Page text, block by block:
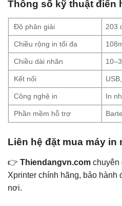
Thông số kỹ thuật điển
Độ phân giải 203
Chiều rộng in tối đa
Chiều dài nhãn
Kết nối
Công nghệ in In
Phần mềm hỗ trợ
Liên hệ đặt mua máy in
👉 Thiendangvn.com chuyên
Xprinter chính hãng, bảo hành
nơi.